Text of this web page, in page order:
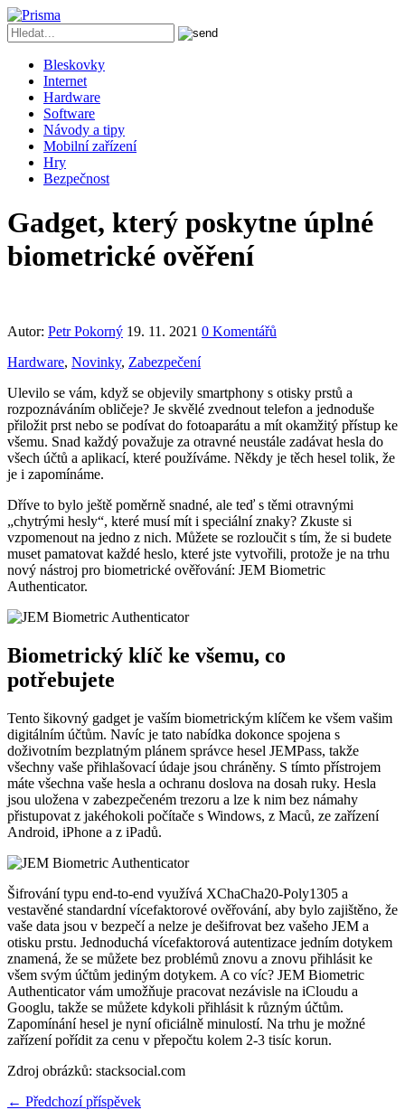
Bleskovky
Internet
Hardware
Software
Návody a tipy
Mobilní zařízení
Hry
Bezpečnost
Gadget, který poskytne úplné
biometrické ověření
Autor: Petr Pokorný 19. 11. 2021 0 Komentářů
Hardware, Novinky, Zabezpečení
Ulevilo se vám, když se objevily smartphony s otisky prstů a
rozpoznáváním obličeje? Je skvělé zvednout telefon a jednoduše
přiložit prst nebo se podívat do fotoaparátu a mít okamžitý přístup ke
všemu. Snad každý považuje za otravné neustále zadávat hesla do
všech účtů a aplikací, které používáme. Někdy je těch hesel tolik, že
je i zapomínáme.
Dříve to bylo ještě poměrně snadné, ale teď s těmi otravnými
„chytrými hesly“, které musí mít i speciální znaky? Zkuste si
vzpomenout na jedno z nich. Můžete se rozloučit s tím, že si budete
muset pamatovat každé heslo, které jste vytvořili, protože je na trhu
nový nástroj pro biometrické ověřování: JEM Biometric
Authenticator.
Biometrický klíč ke všemu, co
potřebujete
Tento šikovný gadget je vaším biometrickým klíčem ke všem vašim
digitálním účtům. Navíc je tato nabídka dokonce spojena s
doživotním bezplatným plánem správce hesel JEMPass, takže
všechny vaše přihlašovací údaje jsou chráněny. S tímto přístrojem
máte všechna vaše hesla a ochranu doslova na dosah ruky. Hesla
jsou uložena v zabezpečeném trezoru a lze k nim bez námahy
přistupovat z jakéhokoli počítače s Windows, z Maců, ze zařízení
Android, iPhone a z iPadů.
Šifrování typu end-to-end využívá XChaCha20-Poly1305 a
vestavěné standardní vícefaktorové ověřování, aby bylo zajištěno, že
vaše data jsou v bezpečí a nelze je dešifrovat bez vašeho JEM a
otisku prstu. Jednoduchá vícefaktorová autentizace jedním dotykem
znamená, že se můžete bez problémů znovu a znovu přihlásit ke
všem svým účtům jediným dotykem. A co víc? JEM Biometric
Authenticator vám umožňuje pracovat nezávisle na iCloudu a
Googlu, takže se můžete kdykoli přihlásit k různým účtům.
Zapomínání hesel je nyní oficiálně minulostí. Na trhu je možné
zařízení pořídit za cenu v přepočtu kolem 2-3 tisíc korun.
Zdroj obrázků: stacksocial.com
← Předchozí příspěvek